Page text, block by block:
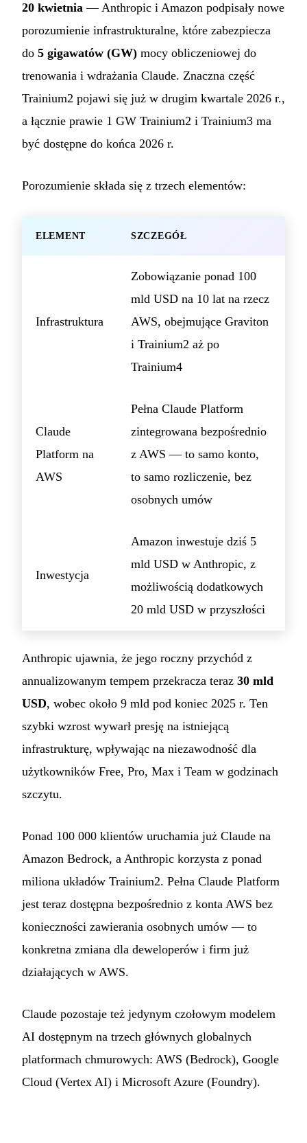
20 kwietnia — Anthropic i Amazon podpisały nowe
porozumienie infrastrukturalne, które zabezpiecza
do 5 gigawatów (GW) mocy obliczeniowej do
trenowania i wdrażania Claude. Znaczna część
Trainium2 pojawi się już w drugim kwartale 2026 r.,
a łącznie prawie 1 GW Trainium2 i Trainium3 ma
być dostępne do końca 2026 r.
Porozumienie składa się z trzech elementów:
ELEMENT SZCZEGÓŁ
Infrastruktura
Zobowiązanie ponad 100
mld USD na 10 lat na rzecz
AWS, obejmujące Graviton
i Trainium2 aż po
Trainium4
Claude
Platform na
AWS
Pełna Claude Platform
zintegrowana bezpośrednio
z AWS — to samo konto,
to samo rozliczenie, bez
osobnych umów
Inwestycja
Amazon inwestuje dziś 5
mld USD w Anthropic, z
możliwością dodatkowych
20 mld USD w przyszłości
Anthropic ujawnia, że jego roczny przychód z
annualizowanym tempem przekracza teraz 30 mld
USD, wobec około 9 mld pod koniec 2025 r. Ten
szybki wzrost wywarł presję na istniejącą
infrastrukturę, wpływając na niezawodność dla
użytkowników Free, Pro, Max i Team w godzinach
szczytu.
Ponad 100 000 klientów uruchamia już Claude na
Amazon Bedrock, a Anthropic korzysta z ponad
miliona układów Trainium2. Pełna Claude Platform
jest teraz dostępna bezpośrednio z konta AWS bez
konieczności zawierania osobnych umów — to
konkretna zmiana dla deweloperów i firm już
działających w AWS.
Claude pozostaje też jedynym czołowym modelem
AI dostępnym na trzech głównych globalnych
platformach chmurowych: AWS (Bedrock), Google
Cloud (Vertex AI) i Microsoft Azure (Foundry).